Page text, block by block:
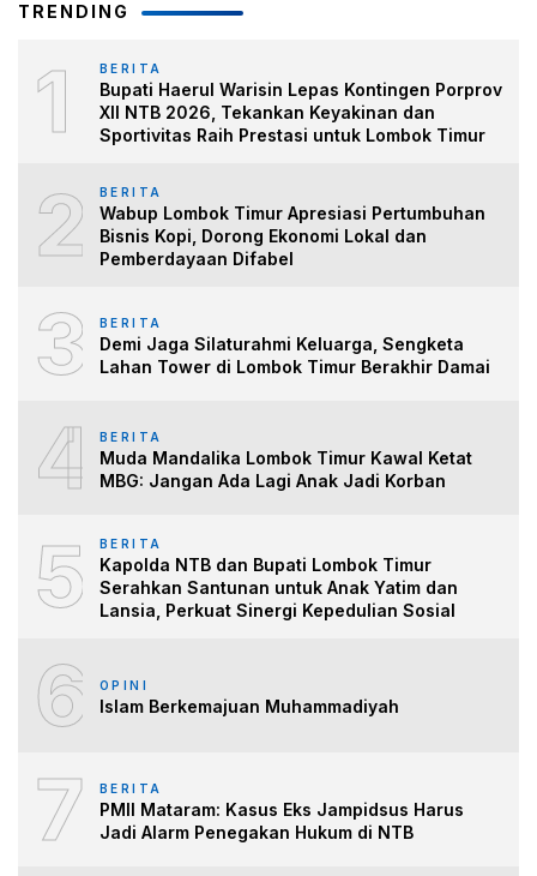
TRENDING
1 BERITA
Bupati Haerul Warisin Lepas Kontingen Porprov
XII NTB 2026, Tekankan Keyakinan dan
Sportivitas Raih Prestasi untuk Lombok Timur
2 BERITA
Wabup Lombok Timur Apresiasi Pertumbuhan
Bisnis Kopi, Dorong Ekonomi Lokal dan
Pemberdayaan Difabel
3 BERITA
Demi Jaga Silaturahmi Keluarga, Sengketa
Lahan Tower di Lombok Timur Berakhir Damai
4 BERITA
Muda Mandalika Lombok Timur Kawal Ketat
MBG: Jangan Ada Lagi Anak Jadi Korban
5 BERITA
Kapolda NTB dan Bupati Lombok Timur
Serahkan Santunan untuk Anak Yatim dan
Lansia, Perkuat Sinergi Kepedulian Sosial
6 OPINI
Islam Berkemajuan Muhammadiyah
7 BERITA
PMII Mataram: Kasus Eks Jampidsus Harus
Jadi Alarm Penegakan Hukum di NTB